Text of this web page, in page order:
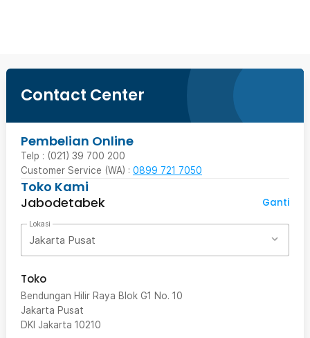
Contact Center
Pembelian Online
Telp : (021) 39 700 200
Customer Service (WA) : 0899 721 7050
Toko Kami
Jabodetabek
Ganti
Lokasi
Jakarta Pusat
Toko
Bendungan Hilir Raya Blok G1 No. 10
Jakarta Pusat
DKI Jakarta 10210